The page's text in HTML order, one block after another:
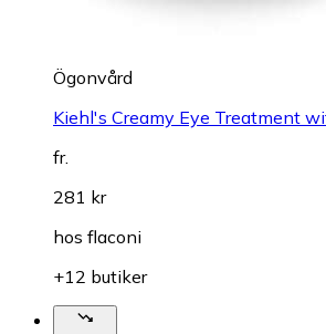
Ögonvård
Kiehl's Creamy Eye Treatment
fr.
281 kr
hos flaconi
+12 butiker